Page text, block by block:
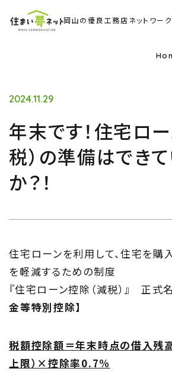
岡山の優良工務店ネットワーク
TOP
トップページ
About
住まい夢ネットとは
2024.11.29
年末です！住宅ロ
税）の準備はでき
か？！
住宅ローンを利用して、住宅を購
を軽減するための制度
『住宅ローン控除（減税）』 正式
金等特別控除】
税額控除額＝年末時点の借入残
上限）×控除率0.7%